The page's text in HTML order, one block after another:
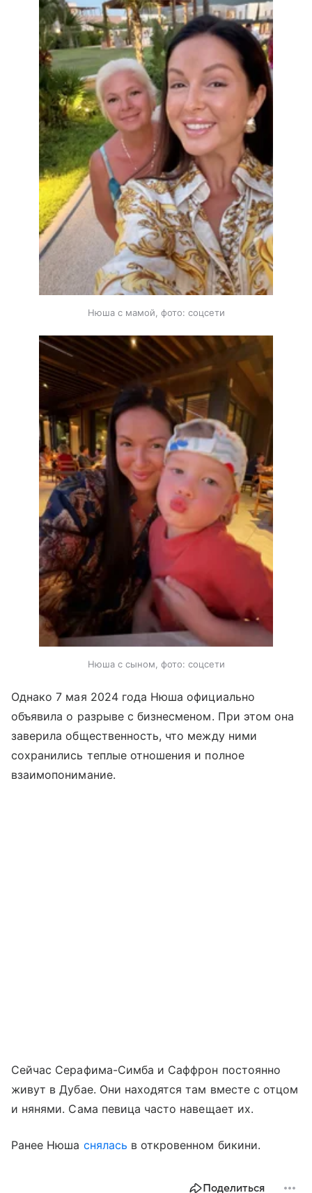
Нюша с мамой, фото: соцсети
Нюша с сыном, фото: соцсети
Однако 7 мая 2024 года Нюша официально
объявила о разрыве с бизнесменом. При этом она
заверила общественность, что между ними
сохранились теплые отношения и полное
взаимопонимание.
Сейчас Серафима-Симба и Саффрон постоянно
живут в Дубае. Они находятся там вместе с отцом
и нянями. Сама певица часто навещает их.
Ранее Нюша снялась в откровенном бикини.
Поделиться